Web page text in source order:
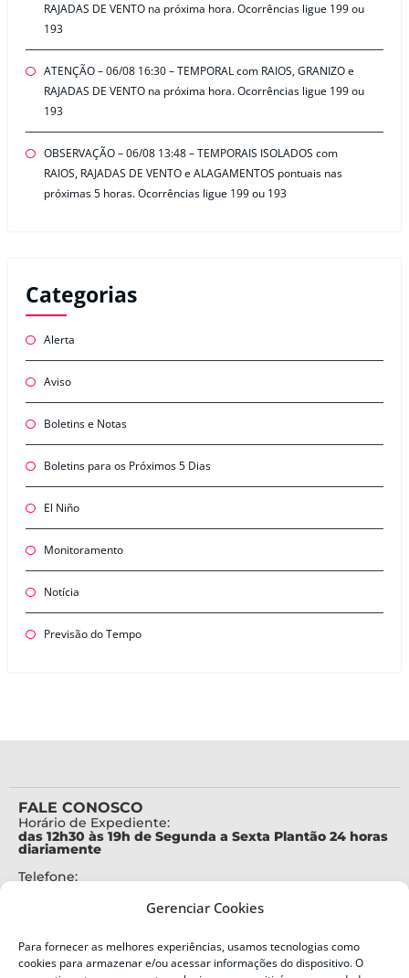
Gerenciar Cookies
Para fornecer as melhores experiências, usamos tecnologias como
cookies para armazenar e/ou acessar informações do dispositivo. O
RAJADAS DE VENTO na próxima hora. Ocorrências ligue 199 ou
193
ATENÇÃO – 06/08 16:30 – TEMPORAL com RAIOS, GRANIZO e
RAJADAS DE VENTO na próxima hora. Ocorrências ligue 199 ou
193
OBSERVAÇÃO – 06/08 13:48 – TEMPORAIS ISOLADOS com
RAIOS, RAJADAS DE VENTO e ALAGAMENTOS pontuais nas
próximas 5 horas. Ocorrências ligue 199 ou 193
Categorias
Alerta
Aviso
Boletins e Notas
Boletins para os Próximos 5 Dias
El Niño
Monitoramento
Notícia
Previsão do Tempo
FALE CONOSCO
Horário de Expediente:
das 12h30 às 19h de Segunda a Sexta Plantão 24 horas
diariamente
Telefone:
Alertas Defesa Civil:
SMS 40199